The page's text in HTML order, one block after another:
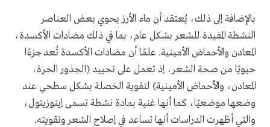
بالإضافة إلى ذلك، يُعتقد أن ماء الأرز يحوي بعض العناصر
النشطة المفيدة للشعر بشكل عام، بما في ذلك مضادات الأكسدة،
المعادن والأحماض الأمينية. علمًا أن مضادات الأكسدة تُعد جزءًا
حيويًا من صحة الشعر، إذ تعمل على تحييد (الجذور الحرة،
المعادن، والأحماض الأمينية) لتقوية الخصلة بشكل سطحي عند
وضعها موضعيًا، كما أنها غنية بمادة نشطة تسمى إينوزيتول،
والتي أظهرت الدراسات أنها تساعد في إصلاح الشعر وتقويته.